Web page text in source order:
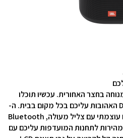
בחצר האחורית. עכשיו תוכלו
להאזין לתחנות ה-DAB/DAB+/FM האהובות עליכם בכל מקום בבית. ה-
JBL Tuner XL המעוצב הוא רדיו עוצמתי עם צליל מעולה, Bluetooth
במהירות לתחנות המועדפות עליכם עם